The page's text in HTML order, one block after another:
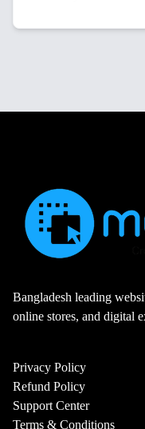
Bangladesh leading
online stores, and digital
Privacy Policy
Refund Policy
Support Center
Terms & Conditions